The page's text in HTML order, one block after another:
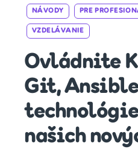
NÁVODY PRE
VZDELÁVANIE
Ovládnite
Git,
našich